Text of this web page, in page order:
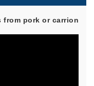
from pork or carrion